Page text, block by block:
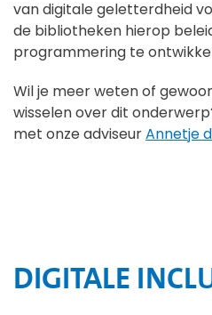
van digitale geletterdheid
de bibliotheken hierop
programmering te
Wil je meer weten of
wisselen over dit
met onze adviseurAnnetje
DIGITALE